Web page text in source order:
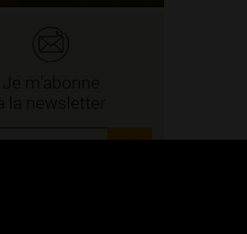
Je m'abonne
à la newsletter
ok